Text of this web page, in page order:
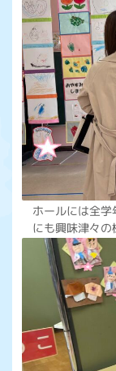
ホールには全
にも興味津々の